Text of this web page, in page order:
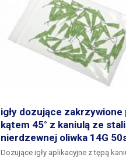
igły dozujące zakrzywione
kątem 45° z kaniulą ze stali
nierdzewnej oliwka 14G
Dozujące igły aplikacyjne z tępą